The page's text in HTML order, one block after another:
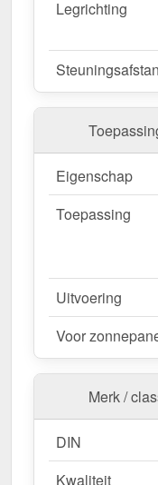
Als er ter plaatse
metalen plaat
deze te zagen.
Bestel nu
1000 g/m² –
garantie!
Duurzaam,
nu en profiteer
Wegens maatwerk /
Legrichting
Eigenschap
Toepassing
Uitvoering
Voor
Merk /
DIN
Kwaliteit